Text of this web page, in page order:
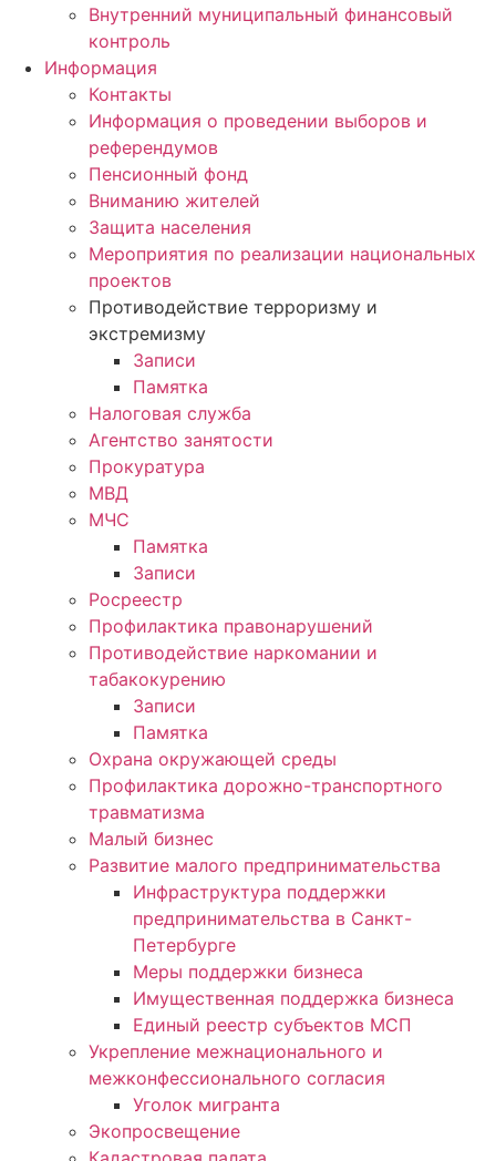
Внутренний муниципальный финансовый
контроль
Информация
Контакты
Информация о проведении выборов и
референдумов
Пенсионный фонд
Вниманию жителей
Защита населения
Мероприятия по реализации национальных
проектов
Противодействие терроризму и
экстремизму
Записи
Памятка
Налоговая служба
Агентство занятости
Прокуратура
МВД
МЧС
Памятка
Записи
Росреестр
Профилактика правонарушений
Противодействие наркомании и
табакокурению
Записи
Памятка
Охрана окружающей среды
Профилактика дорожно-транспортного
травматизма
Малый бизнес
Развитие малого предпринимательства
Инфраструктура поддержки
предпринимательства в Санкт-
Петербурге
Меры поддержки бизнеса
Имущественная поддержка бизнеса
Единый реестр субъектов МСП
Укрепление межнационального и
межконфессионального согласия
Уголок мигранта
Экопросвещение